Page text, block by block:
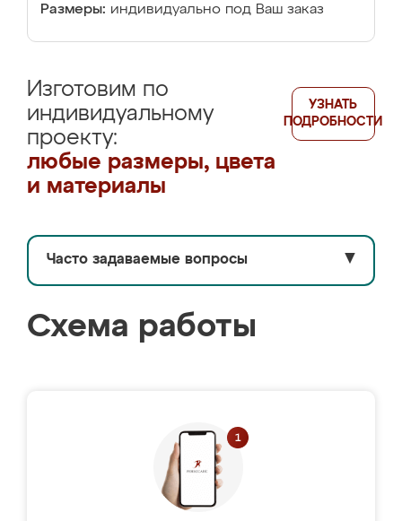
Размеры: индивидуально под Ваш заказ
Изготовим по
индивидуальному
проекту:
любые размеры, цвета
и материалы
УЗНАТЬ
ПОДРОБНОСТИ
Часто задаваемые вопросы ▼
Схема работы